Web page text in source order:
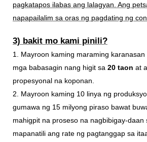
pagkatapos ilabas ang lalagyan. Ang
napapailalim sa oras ng pagdating ng
3) bakit mo kami pinili?
1. Mayroon kaming maraming
mga babasagin nang higit sa 20 taon at
propesyonal na koponan.
2. Mayroon kaming 10 linya ng
gumawa ng 15 milyong piraso bawat
mahigpit na proseso na nagbibigay-daan
mapanatili ang rate ng pagtanggap sa